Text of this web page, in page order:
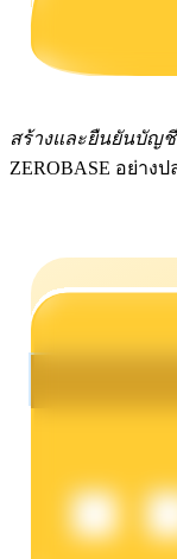
ได้รับ
พาวเวอร์พิกกี้
สร้างและยืนยันบัญ
ZEROBASE อย่าง